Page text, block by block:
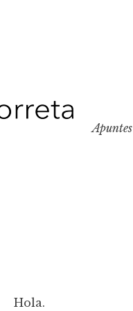
Apuntes
Hola.